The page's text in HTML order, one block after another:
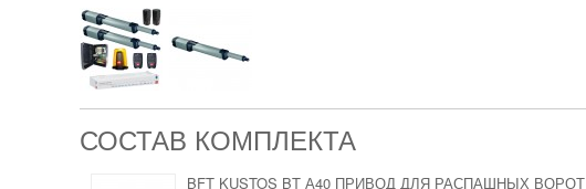
СОСТАВ КОМПЛЕКТА
BFT KUSTOS BT А40 ПРИВОД ДЛЯ РАСПАШНЫХ ВОРОТ